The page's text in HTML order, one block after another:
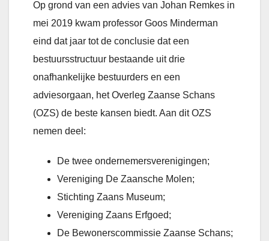
Op grond van een advies van Johan Remkes in
mei 2019 kwam professor Goos Minderman
eind dat jaar tot de conclusie dat een
bestuursstructuur bestaande uit drie
onafhankelijke bestuurders en een
adviesorgaan, het Overleg Zaanse Schans
(OZS) de beste kansen biedt. Aan dit OZS
nemen deel:
De twee ondernemersverenigingen;
Vereniging De Zaansche Molen;
Stichting Zaans Museum;
Vereniging Zaans Erfgoed;
De Bewonerscommissie Zaanse Schans;